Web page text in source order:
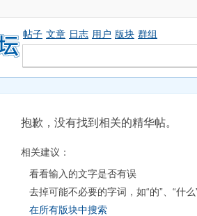
帖子 文章 日志 用户 版块 群组
抱歉，没有找到相关的精华帖。
相关建议：
看看输入的文字是否有误
去掉可能不必要的字词，如“的”、“什么
在所有版块中搜索